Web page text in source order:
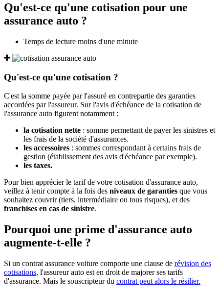
Qu'est-ce qu'une cotisation pour une
assurance auto ?
Temps de lecture moins d'une minute
Qu'est-ce qu'une cotisation ?
C'est la somme payée par l'assuré en contrepartie des garanties
accordées par l'assureur. Sur l'avis d'échéance de la cotisation de
l'assurance auto figurent notamment :
la cotisation nette : somme permettant de payer les sinistres et
les frais de la société d'assurances.
les accessoires : sommes correspondant à certains frais de
gestion (établissement des avis d'échéance par exemple).
les taxes.
Pour bien apprécier le tarif de votre cotisation d'assurance auto,
veillez à tenir compte à la fois des niveaux de garanties que vous
souhaitez couvrir (tiers, intermédiaire ou tous risques), et des
franchises en cas de sinistre.
Pourquoi une prime d'assurance auto
augmente-t-elle ?
Si un contrat assurance voiture comporte une clause de révision des
cotisations, l'assureur auto est en droit de majorer ses tarifs
d'assurance. Mais le souscripteur du contrat peut alors le résilier.